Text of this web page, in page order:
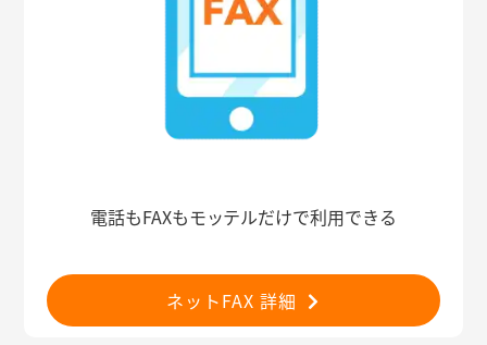
電話もFAXもモッテルだけで利用できる
ネットFAX 詳細